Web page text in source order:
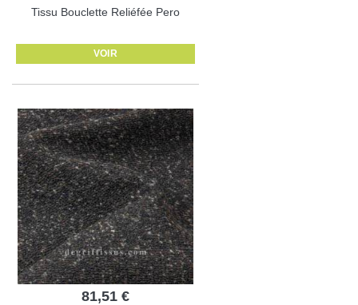
Tissu Bouclette Reliéfée Pero
VOIR
81,51 €